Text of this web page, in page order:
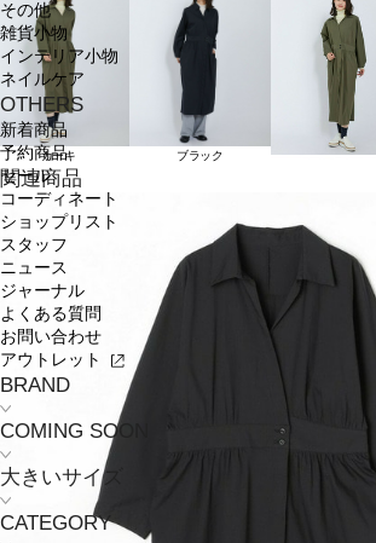
その他
雑貨小物
インテリア小物
ネイルケア
OTHERS
新着商品
予約商品
セール
コーディネート
ショップリスト
スタッフ
ニュース
ジャーナル
よくある質問
お問い合わせ
アウトレット
BRAND
COMING SOON
大きいサイズ
CATEGORY
カーキ ブラック
関連商品